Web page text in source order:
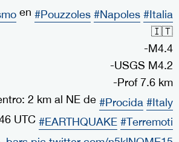
en#Pouzzoles#Napoles#Italia
🇮🇹
-M4.4
-USGS M4.2
-Prof 7.6 km
2 km al NE de#Procida#Italy
UTC#EARTHQUAKE#Terremoti